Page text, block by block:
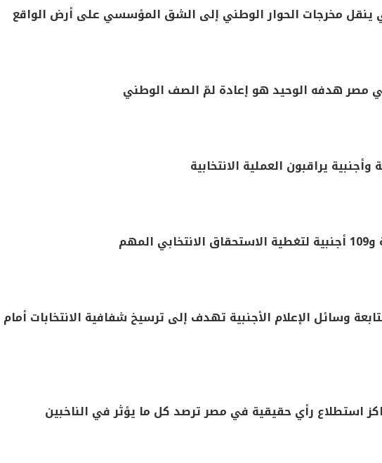
ينقل مخرجات الحوار الوطني إلى الشق المؤسسي على أرض الواقع
في مصر هدفه الوحيد هو إعادة لمّ الصف الوطني
وسائل الإعلام الأجنبية تهدف إلى ترسيخ شفافية الانتخابات أمام
استطلاع رأي حقيقية في مصر ترصد كل ما يؤثر في الناخبين